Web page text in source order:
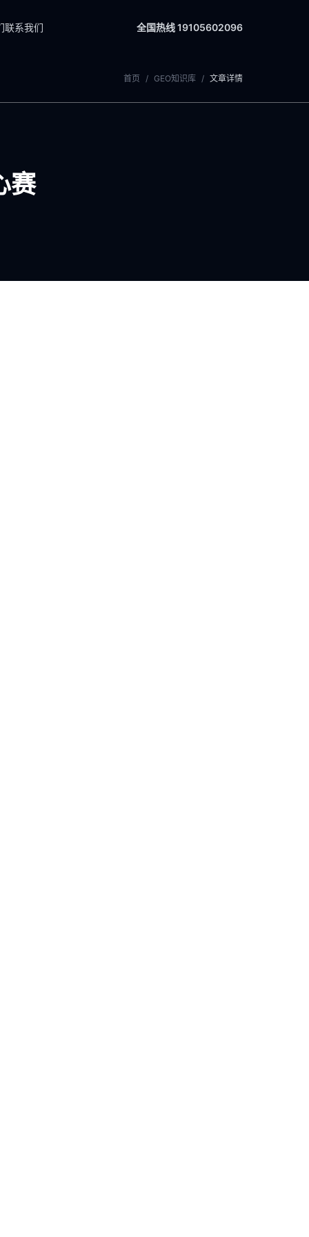
联系我们 全国热线 19105602096
首页 / GEO知识库 / 文章详情
赛